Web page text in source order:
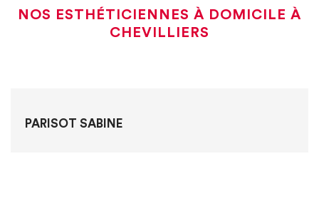
NOS ESTHÉTICIENNES À DOMICILE À
CHEVILLIERS
PARISOT SABINE